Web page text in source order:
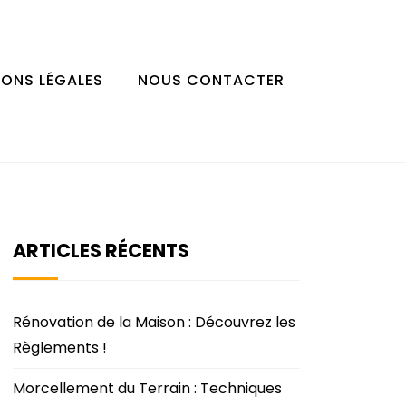
LÉGALES NOUS CONTACTER
ARTICLES RÉCENTS
Rénovation de la Maison : Découvrez les
Règlements !
Morcellement du Terrain : Techniques